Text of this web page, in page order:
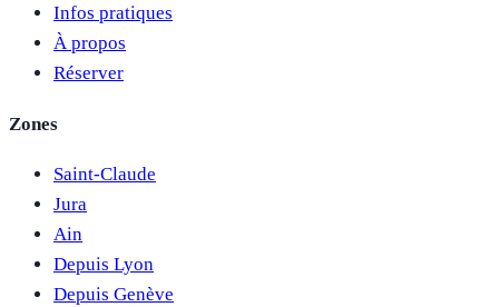
Infos pratiques
À propos
Réserver
Zones
Saint-Claude
Jura
Ain
Depuis Lyon
Depuis Genève